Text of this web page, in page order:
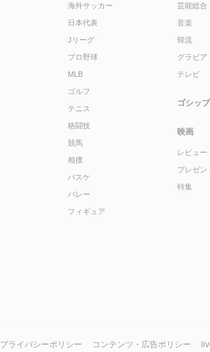
海外サッカー
日本代表
Jリーグ
プロ野球
MLB
ゴルフ
テニス
格闘技
競馬
相撲
バスケ
バレー
フィギュア
芸能総合
音楽
韓流
グラビア
テレビ
ゴシップ
映画
レビュー
プレゼン
特集
プライバシーポリシー コンテンツ・広告ポリシー